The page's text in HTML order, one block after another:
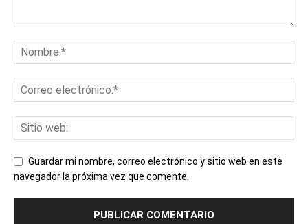
Guardar mi nombre, correo electrónico y sitio web en este
navegador la próxima vez que comente.